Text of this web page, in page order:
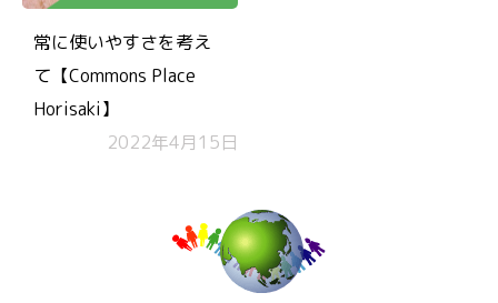
常に使いやすさを考え
て【Commons Place
Horisaki】
2022年4月15日